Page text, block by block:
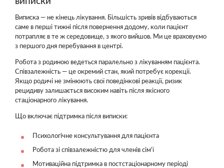
Виписка — не кінець лікування. Більшість зривів відбуваються
саме в перші тижні після повернення додому, коли пацієнт
потрапляє в те ж середовище, з якого вийшов. Ми це враховуємо
з першого дня перебування в центрі.
Робота з родиною ведеться паралельно з лікуванням пацієнта.
Співзалежність — це окремий стан, який потребує корекції.
Якщо родичі не змінюють свої поведінкові реакції, ризик
рецидиву залишається високим навіть після якісного
стаціонарного лікування.
Що включає підтримка після виписки:
Психологічне консультування для пацієнта
Робота зі співзалежністю для членів сім'ї
Мотиваційна підтримка в постстаціонарному періоді